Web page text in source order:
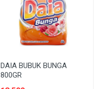
DAIA BUBUK BUNGA
800GR